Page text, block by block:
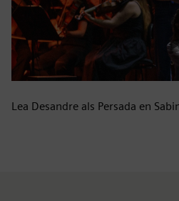
Lea Desandre als Persada en